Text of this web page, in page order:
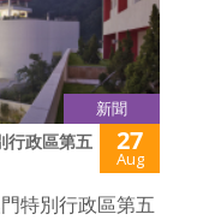
新聞
行政區第五
27
Aug
特別行政區第五